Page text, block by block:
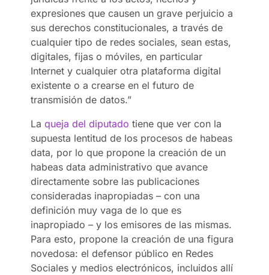
expresiones que causen un grave perjuicio a
sus derechos constitucionales, a través de
cualquier tipo de redes sociales, sean estas,
digitales, fijas o móviles, en particular
Internet y cualquier otra plataforma digital
existente o a crearse en el futuro de
transmisión de datos.”
Laqueja del diputado tiene que ver con la
supuesta lentitud de los procesos de habeas
data, por lo que propone la creación de un
habeas data administrativo que avance
directamente sobre las publicaciones
consideradas inapropiadas – con una
definición muy vaga de lo que es
inapropiado – y los emisores de las mismas.
Para esto, propone la creación de una figura
novedosa: el defensor público en Redes
Sociales y medios electrónicos, incluidos allí